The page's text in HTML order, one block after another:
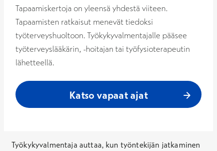
Tapaamiskertoja on yleensä yhdestä viiteen.
Tapaamisten ratkaisut menevät tiedoksi
työterveyshuoltoon. Työkykyvalmentajalle pääsee
työterveyslääkärin, -hoitajan tai työfysioterapeutin
lähetteellä.
Katso vapaat ajat
Työkykyvalmentaja auttaa, kun työntekijän jatkaminen